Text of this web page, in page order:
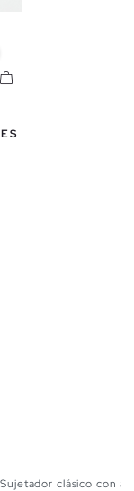
Sujetador clásico con